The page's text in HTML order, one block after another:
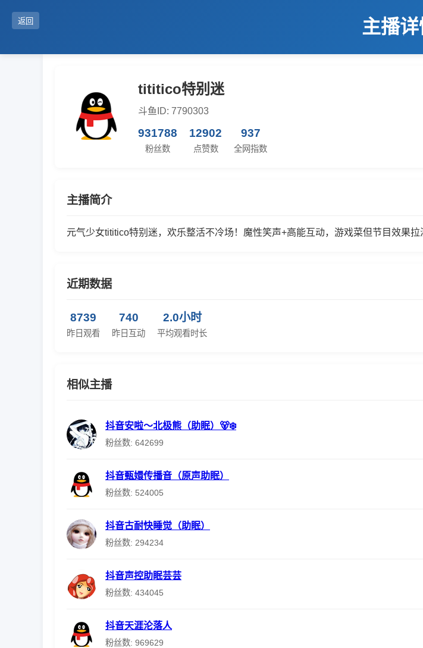
返回 主播
tititico特别迷
斗鱼ID: 7790303
931788
粉丝数
12902
点赞数
937
全网指数
主播简介
元气少女tititico特别迷，欢乐整活不冷场！魔性笑声+高能互动，游戏菜但节目效果拉
近期数据
8739
昨日观看
740
昨日互动
2.0小时
平均观看时长
相似主播
抖音安啦～北极熊（助眠）🐻‍❄️
粉丝数: 642699
抖音甄嬛传播音（原声助眠）
粉丝数: 524005
抖音古耐快睡觉（助眠）
粉丝数: 294234
抖音声控助眠芸芸
粉丝数: 434045
抖音天涯沦落人
粉丝数: 969629